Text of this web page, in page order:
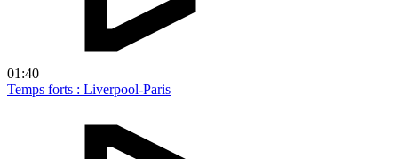
01:40
Temps forts : Liverpool-Paris